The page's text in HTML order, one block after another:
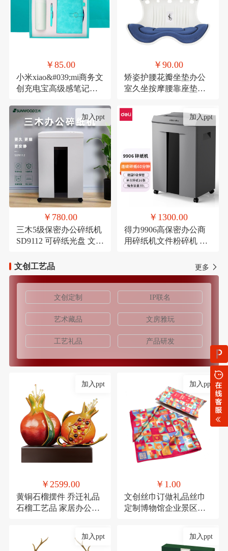
￥85.00
小米xiao&#039;mi商务文
创充电宝高级感笔记本
物
￥90.00
矫姿护腰花瓣坐垫办公
室久坐按摩腰靠座垫家
加入ppt
￥780.00
三木5级保密办公碎纸机
SD9112 可碎纸光盘 文件
加入ppt
￥1300.00
得力9906高保密办公商
用碎纸机文件粉碎机 长
文创工艺品
更多
文创定制 IP联名
艺术藏品 文房雅玩
工艺礼品 产品研发
加入ppt
￥2599.00
黄铜石榴摆件 乔迁礼品
石榴工艺品 家居办公装
加入ppt
￥1.00
文创丝巾订做礼品丝巾
定制博物馆企业景区文
加入ppt 加入ppt